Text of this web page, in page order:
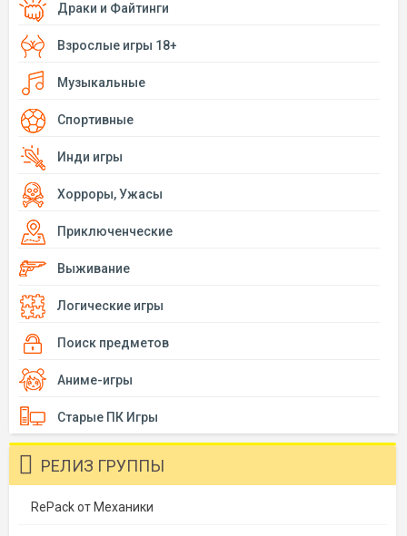
Драки и Файтинги
Взрослые игры 18+
Музыкальные
Спортивные
Инди игры
Хорроры, Ужасы
Приключенческие
Выживание
Логические игры
Поиск предметов
Аниме-игры
Старые ПК Игры
РЕЛИЗ ГРУППЫ
RePack от Механики